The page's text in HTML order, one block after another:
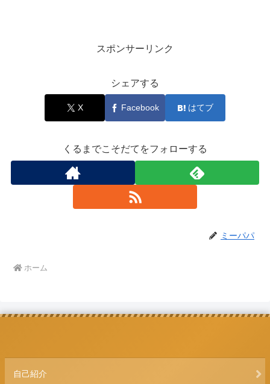
スポンサーリンク
シェアする
X Facebook はてブ
くるまでこそだてをフォローする
ミーパパ
ホーム
自己紹介